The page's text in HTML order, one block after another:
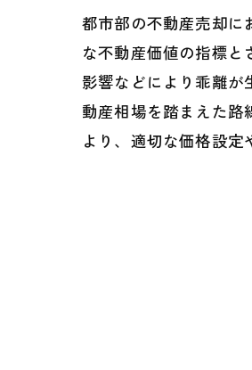
都市部の不動産売却に
な不動産価値の指標
影響などにより乖離が
動産相場を踏まえた路
より、適切な価格設定